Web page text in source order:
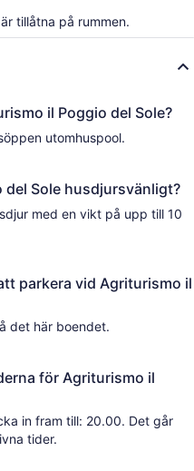
tillåtna på rummen.
il Poggio del Sole?
utomhuspool.
Sole husdjursvänligt?
med en vikt på upp till 10
parkera vid Agriturismo il
det här boendet.
för Agriturismo il
in fram till: 20.00. Det går
tider.